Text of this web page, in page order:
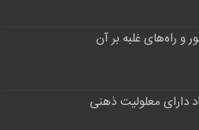
و راه‌های غلبه بر آن
دارای معلولیت ذهنی